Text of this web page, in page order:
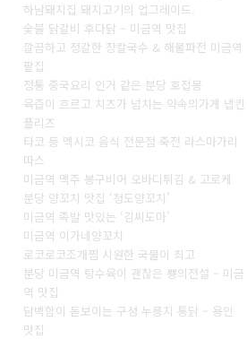
하남돼지집 돼지고기의 업그레이드.
숯불 닭갈비 후다닭 – 미금역 맛집
깔끔하고 정갈한 장칼국수 & 해물파전 미금역
팥집
정통 중국요리 인거 같은 분당 호접몽
육즙이 흐르고 치즈가 넘치는 약속의가게 냅킨
플리즈
타코 등 멕시코 음식 전문점 죽전 라스마가리
따스
미금역 맥주 봉구비어 오바디튀김 & 고로케
분당 양꼬치 맛집 ‘청도양꼬치’
미금역 족발 맛있는 ‘김씨도마’
미금역 이가네양꼬치
로코로코조개찜 시원한 국물이 최고
분당 미금역 탕수육이 괜찮은 뿅의전설 – 미금
역 맛집
담백함이 돋보이는 구성 누릉지 통닭 – 용인
맛집